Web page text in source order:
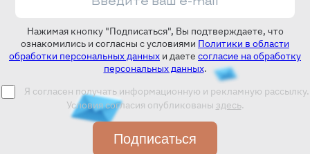
Нажимая кнопку "Подписаться", Вы подтверждаете, что
ознакомились и согласны с условиями Политики в области
обработки персональных данных и даете согласие на обработку
персональных данных.
Я согласен получать информационную и рекламную рассылку.
Условия согласия опубликованы здесь.
Подписаться